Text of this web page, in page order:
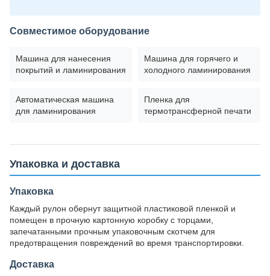
Совместимое оборудование
Машина для нанесения
покрытий и ламинирования
Машина для горячего и
холодного ламинирования
Автоматическая машина
для ламинирования
Пленка для
термотрансферной печати
Упаковка и доставка
Упаковка
Каждый рулон обернут защитной пластиковой пленкой и
помещен в прочную картонную коробку с торцами,
запечатанными прочным упаковочным скотчем для
предотвращения повреждений во время транспортировки.
Доставка